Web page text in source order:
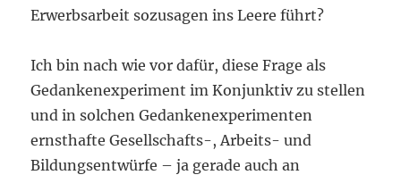
Erwerbsarbeit sozusagen ins Leere führt?
Ich bin nach wie vor dafür, diese Frage als
Gedankenexperiment im Konjunktiv zu stellen
und in solchen Gedankenexperimenten
ernsthafte Gesellschafts-, Arbeits- und
Bildungsentwürfe – ja gerade auch an